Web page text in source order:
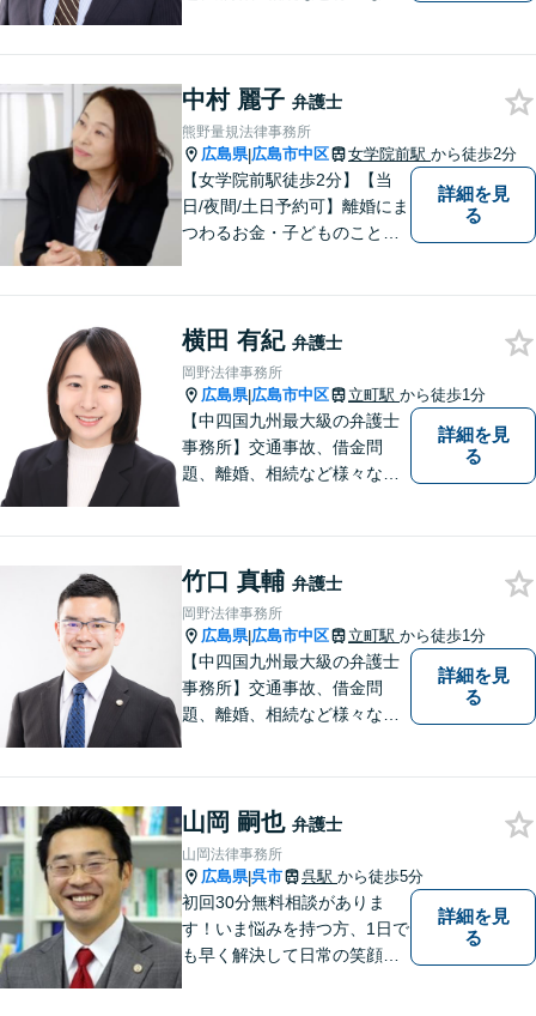
い！
中村 麗子 弁護士
熊野量規法律事務所
広島県|広島市中区 女学院前駅 から徒歩2分
【女学院前駅徒歩2分】【当
日/夜間/土日予約可】離婚にま
つわるお金・子どものこと、
せください。丁寧にお話を伺
い、お一人おひとりに合った
解決方法を提案します。
詳細を見
る
横田 有紀 弁護士
岡野法律事務所
広島県|広島市中区 立町駅 から徒歩1分
【中四国九州最大級の弁護士
事務所】交通事故、借金問
題、離婚、相続など様々な問
い！
詳細を見
る
竹口 真輔 弁護士
岡野法律事務所
広島県|広島市中区 立町駅 から徒歩1分
【中四国九州最大級の弁護士
事務所】交通事故、借金問
題、離婚、相続など様々な問
い！
詳細を見
る
山岡 嗣也 弁護士
山岡法律事務所
広島県|呉市 呉駅 から徒歩5分
初回30分無料相談がありま
す！いま悩みを持つ方、1日で
も早く解決して日常の笑顔を
詳細を見
る